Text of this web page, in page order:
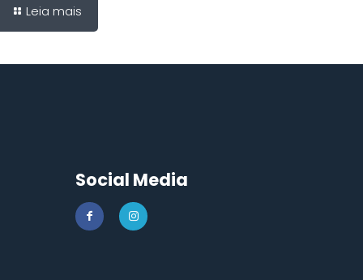
Leia mais
Social Media